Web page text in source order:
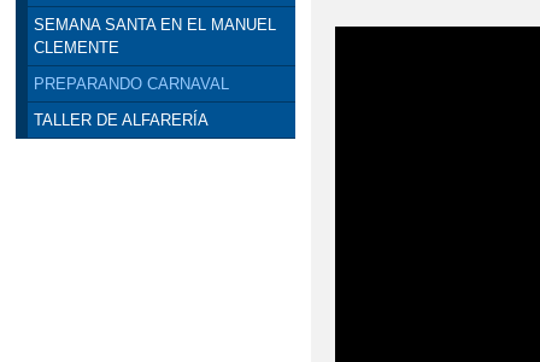
SEMANA SANTA EN EL MANUEL
CLEMENTE
PREPARANDO CARNAVAL
TALLER DE ALFARERÍA